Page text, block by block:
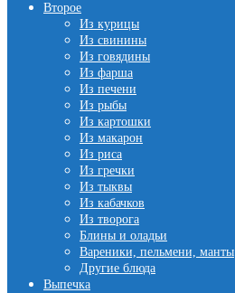
Второе
Из курицы
Из свинины
Из говядины
Из фарша
Из печени
Из рыбы
Из картошки
Из макарон
Из риса
Из гречки
Из тыквы
Из кабачков
Из творога
Блины и оладьи
Вареники, пельмени, манты
Другие блюда
Выпечка